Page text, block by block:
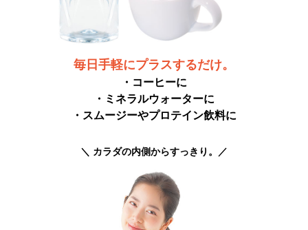
毎日手軽にプラスするだけ。
・コーヒーに
・ミネラルウォーターに
・スムージーやプロテイン飲料に
＼ カラダの内側からすっきり。／